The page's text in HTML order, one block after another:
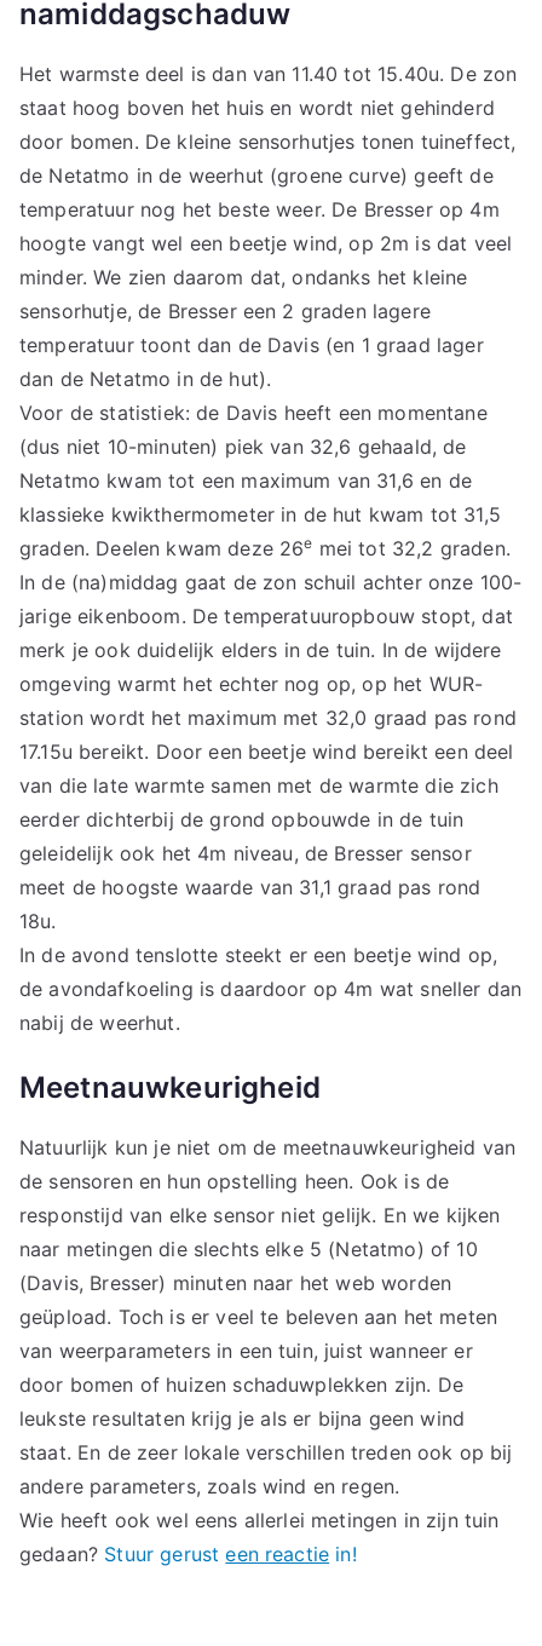
namiddagschaduw
Het warmste deel is dan van 11.40 tot 15.40u. De zon
staat hoog boven het huis en wordt niet gehinderd
door bomen. De kleine sensorhutjes tonen tuineffect,
de Netatmo in de weerhut (groene curve) geeft de
temperatuur nog het beste weer. De Bresser op 4m
hoogte vangt wel een beetje wind, op 2m is dat veel
minder. We zien daarom dat, ondanks het kleine
sensorhutje, de Bresser een 2 graden lagere
temperatuur toont dan de Davis (en 1 graad lager
dan de Netatmo in de hut).
Voor de statistiek: de Davis heeft een momentane
(dus niet 10-minuten) piek van 32,6 gehaald, de
Netatmo kwam tot een maximum van 31,6 en de
klassieke kwikthermometer in de hut kwam tot 31,5
graden. Deelen kwam deze 26e mei tot 32,2 graden.
In de (na)middag gaat de zon schuil achter onze 100-
jarige eikenboom. De temperatuuropbouw stopt, dat
merk je ook duidelijk elders in de tuin. In de wijdere
omgeving warmt het echter nog op, op het WUR-
station wordt het maximum met 32,0 graad pas rond
17.15u bereikt. Door een beetje wind bereikt een deel
van die late warmte samen met de warmte die zich
eerder dichterbij de grond opbouwde in de tuin
geleidelijk ook het 4m niveau, de Bresser sensor
meet de hoogste waarde van 31,1 graad pas rond
18u.
In de avond tenslotte steekt er een beetje wind op,
de avondafkoeling is daardoor op 4m wat sneller dan
nabij de weerhut.
Meetnauwkeurigheid
Natuurlijk kun je niet om de meetnauwkeurigheid van
de sensoren en hun opstelling heen. Ook is de
responstijd van elke sensor niet gelijk. En we kijken
naar metingen die slechts elke 5 (Netatmo) of 10
(Davis, Bresser) minuten naar het web worden
geüpload. Toch is er veel te beleven aan het meten
van weerparameters in een tuin, juist wanneer er
door bomen of huizen schaduwplekken zijn. De
leukste resultaten krijg je als er bijna geen wind
staat. En de zeer lokale verschillen treden ook op bij
andere parameters, zoals wind en regen.
Wie heeft ook wel eens allerlei metingen in zijn tuin
gedaan? Stuur gerusteen reactie in!